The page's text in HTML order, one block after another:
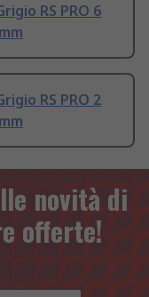
RS PRO 6
RS PRO 2
novità di
offerte!